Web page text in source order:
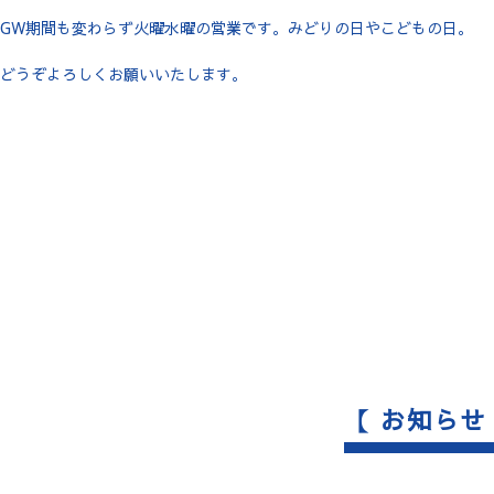
GW期間も変わらず火曜水曜の営業です。みどりの日やこどもの日。
どうぞよろしくお願いいたします。
【 お知ら